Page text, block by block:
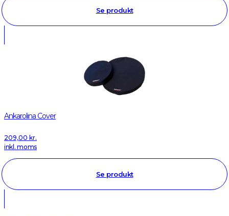
Se produkt
Ankarolina Cover
209,00 kr.
inkl. moms
Se produkt